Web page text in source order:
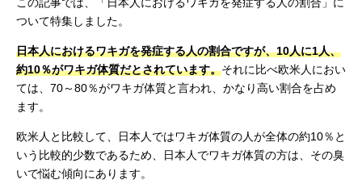
この記事では、「日本人におけるワキガを発症する人の割合」に
ついて特集しました。
日本人におけるワキガを発症する人の割合ですが、10人に1人、
約10％がワキガ体質だとされています。それに比べ欧米人におい
ては、70～80％がワキガ体質と言われ、かなり高い割合を占め
ます。
欧米人と比較して、日本人ではワキガ体質の人が全体の約10％と
いう比較的少数であるため、日本人でワキガ体質の方は、その臭
いで悩む傾向にあります。